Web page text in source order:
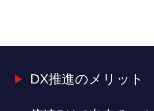
DX推進のメリット